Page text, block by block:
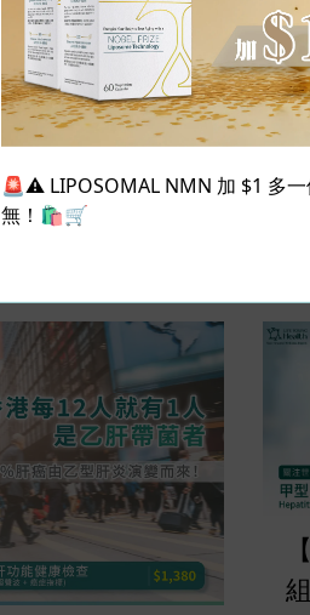
🚨⚠️ LIPOSOMAL NMN 加 $1 多一
無！🛍️🛒